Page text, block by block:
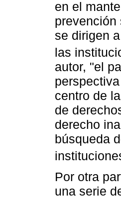
en el
se dirigen
las
autor, "el
centro de
de
derecho
búsqueda
Por otra
una serie